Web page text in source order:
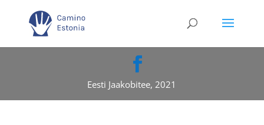
Eesti Jaakobitee, 2021